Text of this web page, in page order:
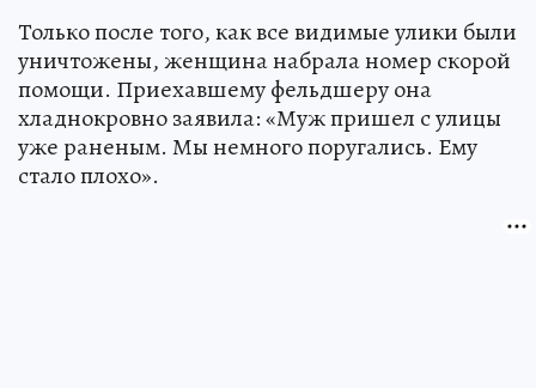
Только после того, как все видимые улики были
уничтожены, женщина набрала номер скорой
помощи. Приехавшему фельдшеру она
хладнокровно заявила: «Муж пришел с улицы
уже раненым. Мы немного поругались. Ему
стало плохо».